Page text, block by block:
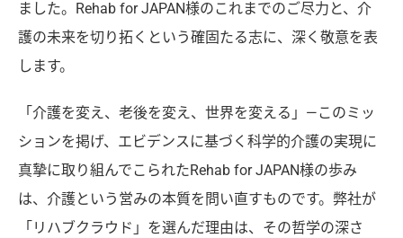
ました。Rehab for JAPAN様のこれまでのご尽力と、介
護の未来を切り拓くという確固たる志に、深く敬意を表
します。
「介護を変え、老後を変え、世界を変える」—このミッ
ションを掲げ、エビデンスに基づく科学的介護の実現に
真摯に取り組んでこられたRehab for JAPAN様の歩み
は、介護という営みの本質を問い直すものです。弊社が
「リハブクラウド」を選んだ理由は、その哲学の深さ